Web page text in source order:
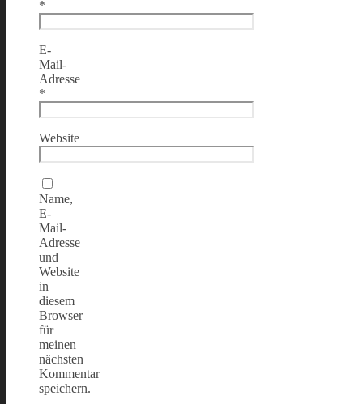
*
E-
Mail-
Adresse
*
Website
Name,
E-
Mail-
Adresse
und
Website
in
diesem
Browser
für
meinen
nächsten
Kommentar
speichern.